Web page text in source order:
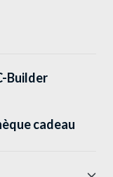
Builder
cadeau